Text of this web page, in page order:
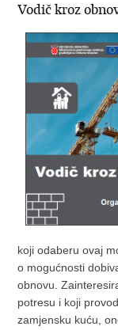
Vodič kroz
koji odaberu ovaj
o mogućnosti
obnovu.
potresu i koji
zamjensku kuću,